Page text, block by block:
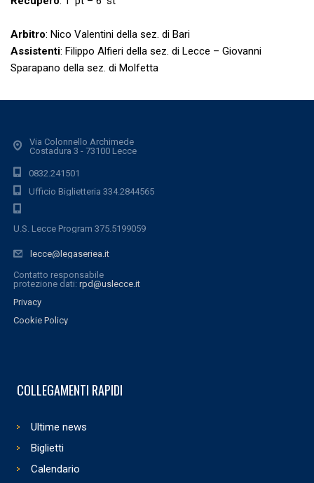
Arbitro: Nico Valentini della sez. di Bari
Assistenti: Filippo Alfieri della sez. di Lecce – Giovanni
Sparapano della sez. di Molfetta
Via Colonnello Archimede
Costadura 3 - 73100 Lecce
0832.241501
Ufficio Biglietteria 334.2844565
U.S. Lecce Program 375.5199059
lecce@legaseriea.it
Contatto responsabile
protezione dati: rpd@uslecce.it
Privacy
Cookie Policy
COLLEGAMENTI RAPIDI
Ultime news
Biglietti
Calendario